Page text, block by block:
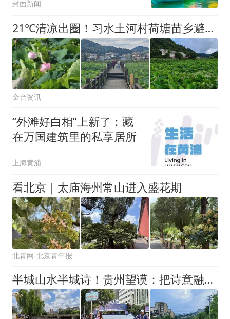
封面新闻
21℃清凉出圈！习水土河村荷塘苗乡避暑游持续火热
金台资讯
“外滩好白相”上新了：藏
在万国建筑里的私享居所
上海黄浦
看北京｜太庙海州常山进入盛花期
北青网-北京青年报
半城山水半城诗！贵州望谟：把诗意融进日常烟火里